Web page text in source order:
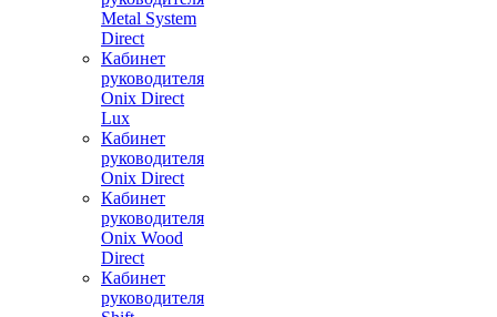
Metal System
Direct
Кабинет
руководителя
Onix Direct
Lux
Кабинет
руководителя
Onix Direct
Кабинет
руководителя
Onix Wood
Direct
Кабинет
руководителя